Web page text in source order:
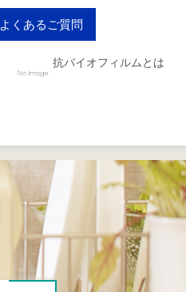
よくあるご質問
抗バイオフィルムとは